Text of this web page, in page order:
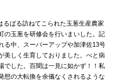
るばる訪ねてこられた玉葱生産農家
の玉葱を研修会を行いまいした。記
る中、スーパーアップや加津佐13号
美しく生育しておりました。べと病
でした。百聞は一見に如かず！！私
想の大転換を余儀なくされるような